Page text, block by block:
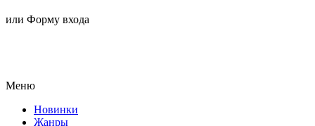
или Форму входа
Меню
Новинки
Жанры